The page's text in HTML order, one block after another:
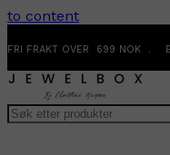
to content
FRI FRAKT OVER 699 NOK .